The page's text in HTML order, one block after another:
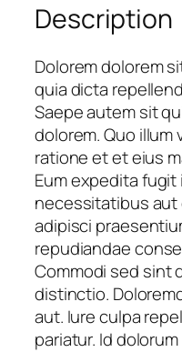
9
n
t
i
t
y
Description
Dolorem dolorem
quia dicta
Saepe autem sit
dolorem. Quo illum
ratione et et eius
Eum expedita fugit
necessitatibus
adipisci
repudiandae
Commodi sed sint
distinctio.
aut. Iure culpa
pariatur. Id